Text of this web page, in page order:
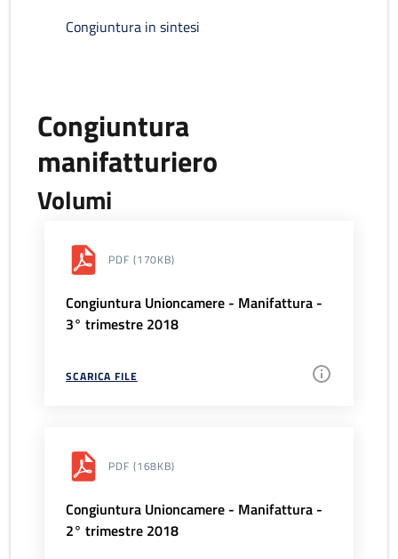
Congiuntura in sintesi
Congiuntura
manifatturiero
Volumi
PDF (170KB)
Congiuntura Unioncamere - Manifattura -
3° trimestre 2018
SCARICA FILE
PDF (168KB)
Congiuntura Unioncamere - Manifattura -
2° trimestre 2018